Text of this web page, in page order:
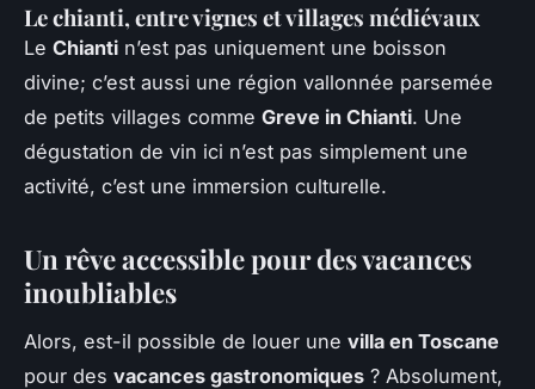
Le chianti, entre vignes et villages médiévaux
Le Chianti n’est pas uniquement une boisson
divine; c’est aussi une région vallonnée parsemée
de petits villages comme Greve in Chianti. Une
dégustation de vin ici n’est pas simplement une
activité, c’est une immersion culturelle.
Un rêve accessible pour des vacances
inoubliables
Alors, est-il possible de louer une villa en Toscane
pour des vacances gastronomiques ? Absolument,